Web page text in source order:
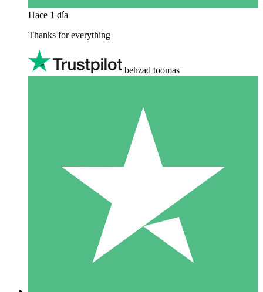
Hace 1 día
Thanks for everything
behzad toomas